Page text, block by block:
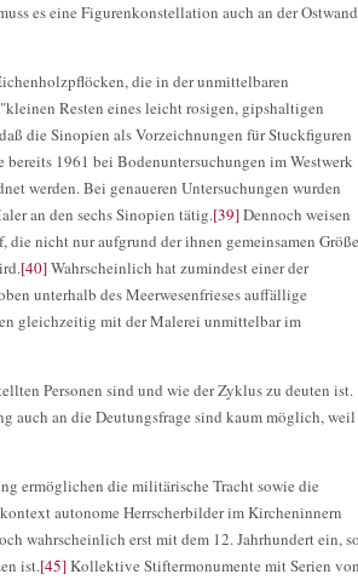
es eine Figurenkonstellation auch an der Ostwand
die in der unmittelbaren
Resten eines leicht rosigen, gipshaltigen
die Sinopien als Vorzeichnungen für Stuckfiguren
1961 bei Bodenuntersuchungen im Westwerk
werden. Bei genaueren Untersuchungen wurden
an den sechs Sinopien tätig.[39]Dennoch weisen
nicht nur aufgrund der ihnen gemeinsamen
[40]Wahrscheinlich hat zumindest einer der
unterhalb des Meerwesenfrieses auffällige
gleichzeitig mit der Malerei unmittelbar im
Personen sind und wie der Zyklus zu deuten ist.
auch an die Deutungsfrage sind kaum möglich, weil
ermöglichen die militärische Tracht sowie die
autonome Herrscherbilder im Kircheninnern
wahrscheinlich erst mit dem 12. Jahrhundert ein,
ist.[45]Kollektive Stiftermonumente mit Serien